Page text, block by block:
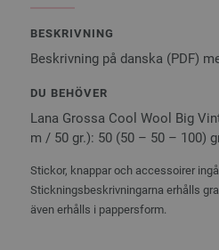
BESKRIVNING
Beskrivning på danska (PDF)
DU BEHÖVER
Lana Grossa Cool Wool Big
m / 50 gr.): 50 (50 – 50 – 100)
Stickor, knappar och accessoirer
Stickningsbeskrivningarna erhålls
även erhålls i pappersform.